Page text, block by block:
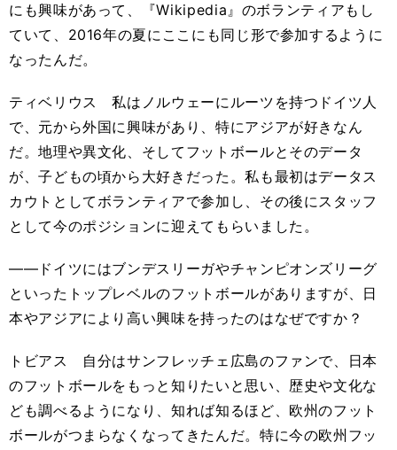
にも興味があって、『Wikipedia』のボランティアもし
ていて、2016年の夏にここにも同じ形で参加するように
なったんだ。
ティベリウス 私はノルウェーにルーツを持つドイツ人
で、元から外国に興味があり、特にアジアが好きなん
だ。地理や異文化、そしてフットボールとそのデータ
が、子どもの頃から大好きだった。私も最初はデータス
カウトとしてボランティアで参加し、その後にスタッフ
として今のポジションに迎えてもらいました。
――ドイツにはブンデスリーガやチャンピオンズリーグ
といったトップレベルのフットボールがありますが、日
本やアジアにより高い興味を持ったのはなぜですか？
トビアス 自分はサンフレッチェ広島のファンで、日本
のフットボールをもっと知りたいと思い、歴史や文化な
ども調べるようになり、知れば知るほど、欧州のフット
ボールがつまらなくなってきたんだ。特に今の欧州フッ